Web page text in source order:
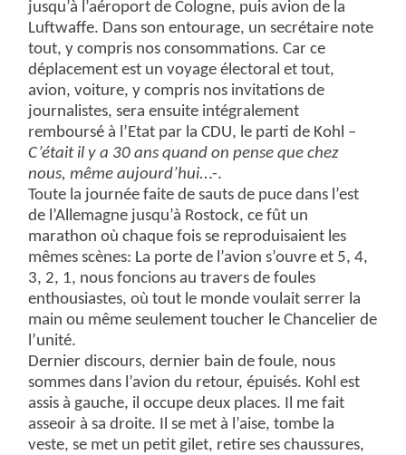
jusqu’à l’aéroport de Cologne, puis avion de la
Luftwaffe. Dans son entourage, un secrétaire note
tout, y compris nos consommations. Car ce
déplacement est un voyage électoral et tout,
avion, voiture, y compris nos invitations de
journalistes, sera ensuite intégralement
remboursé à l’Etat par la CDU, le parti de Kohl –
C’était il y a 30 ans quand on pense que chez
nous, même aujourd’hui...-.
Toute la journée faite de sauts de puce dans l’est
de l’Allemagne jusqu’à Rostock, ce fût un
marathon où chaque fois se reproduisaient les
mêmes scènes: La porte de l’avion s’ouvre et 5, 4,
3, 2, 1, nous foncions au travers de foules
enthousiastes, où tout le monde voulait serrer la
main ou même seulement toucher le Chancelier de
l’unité.
Dernier discours, dernier bain de foule, nous
sommes dans l’avion du retour, épuisés. Kohl est
assis à gauche, il occupe deux places. Il me fait
asseoir à sa droite. Il se met à l’aise, tombe la
veste, se met un petit gilet, retire ses chaussures,